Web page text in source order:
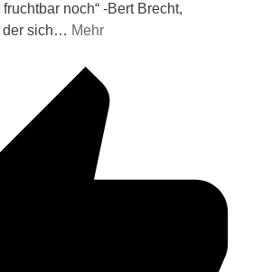
noch“ -Bert Brecht,
sich… Mehr